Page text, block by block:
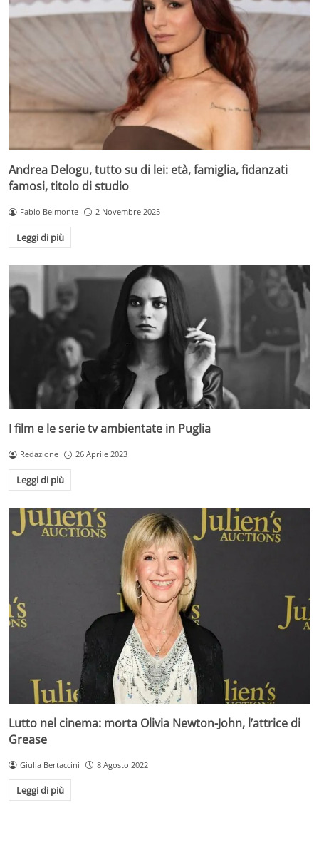
Andrea Delogu, tutto su di lei: età, famiglia, fidanzati
famosi, titolo di studio
Fabio Belmonte 2 Novembre 2025
Leggi di più
I film e le serie tv ambientate in Puglia
Redazione 26 Aprile 2023
Leggi di più
Lutto nel cinema: morta Olivia Newton-John, l’attrice di
Grease
Giulia Bertaccini 8 Agosto 2022
Leggi di più